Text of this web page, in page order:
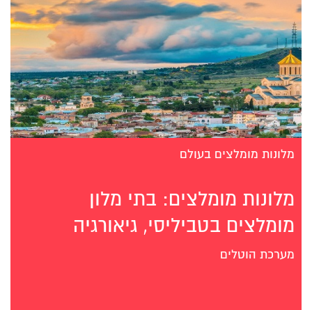
מלונות מומלצים בעולם
מלונות מומלצים: בתי מלון
מומלצים בטביליסי, גיאורגיה
מערכת הוטלים